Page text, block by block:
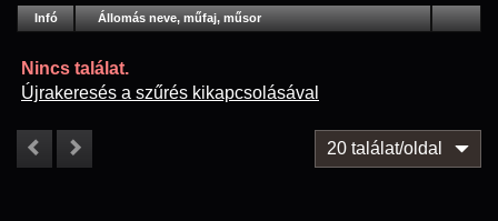
Infó Lejátszás
Állomás neve, műfaj, műsor
Nincs találat.
Újrakeresés a szűrés kikapcsolásával
20 találat/oldal